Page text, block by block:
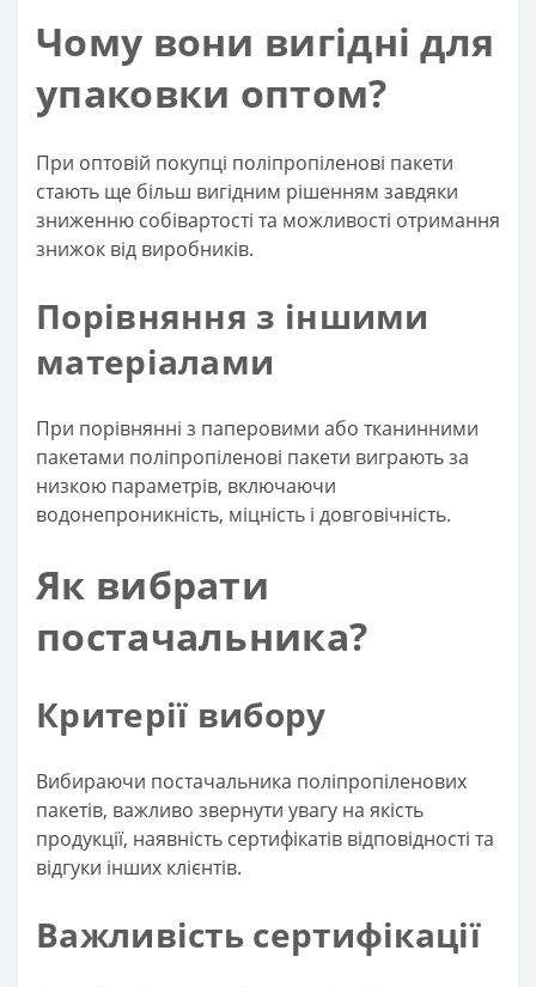
Чому вони вигідні для
упаковки оптом?
При оптовій покупці поліпропіленові пакети
стають ще більш вигідним рішенням завдяки
зниженню собівартості та можливості отримання
знижок від виробників.
Порівняння з іншими
матеріалами
При порівнянні з паперовими або тканинними
пакетами поліпропіленові пакети виграють за
низкою параметрів, включаючи
водонепроникність, міцність і довговічність.
Як вибрати
постачальника?
Критерії вибору
Вибираючи постачальника поліпропіленових
пакетів, важливо звернути увагу на якість
продукції, наявність сертифікатів відповідності та
відгуки інших клієнтів.
Важливість сертифікації